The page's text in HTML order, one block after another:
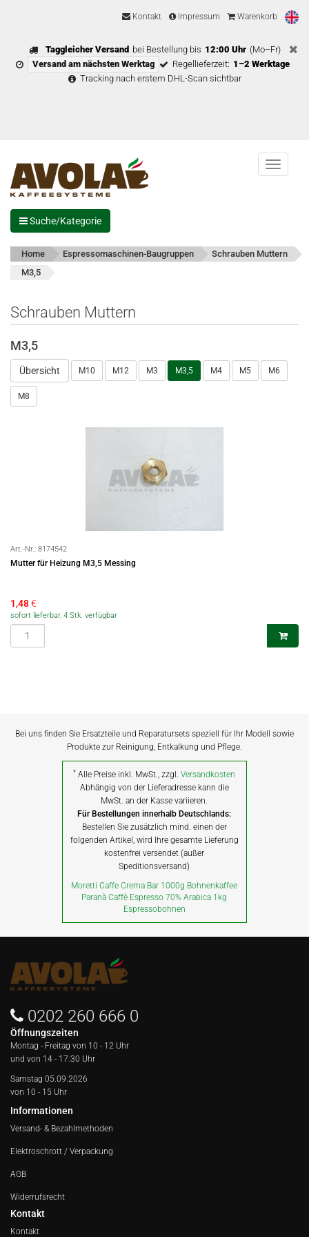
Kontakt Impressum Warenkorb
Taggleicher Versand bei Bestellung bis 12:00 Uhr (Mo–Fr)
Versand am nächsten Werktag
Regellieferzeit: 1–2 Werktage
Tracking nach erstem DHL-Scan sichtbar
Menu
Suche/Kategorie
Home Espressomaschinen-Baugruppen
Schrauben Muttern
M3,5
Schrauben Muttern
M3,5
Übersicht M10 M12 M3 M3,5 M4 M5 M6
M8
Art.-Nr.: 8174542
Mutter für Heizung M3,5 Messing
1,48€
sofort lieferbar, 4 Stk. verfügbar
Bei uns finden Sie Ersatzteile und Reparatursets speziell für Ihr Modell sowie
Produkte zur Reinigung, Entkalkung und Pflege.
* Alle Preise inkl. MwSt., zzgl.Versandkosten
Abhängig von der Lieferadresse kann die
MwSt. an der Kasse variieren.
Für Bestellungen innerhalb Deutschlands:
Bestellen Sie zusätzlich mind. einen der
folgenden Artikel, wird Ihre gesamte Lieferung
kostenfrei versendet (außer
Speditionsversand)
Moretti Caffe Crema Bar 1000g Bohnenkaffee
Paranà Caffè Espresso 70% Arabica 1kg
Espressobohnen
0202 260 666 0
Öffnungszeiten
Montag - Freitag von 10 - 12 Uhr
und von 14 - 17:30 Uhr
Samstag 05.09.2026
von 10 - 15 Uhr
Informationen
Versand- & Bezahlmethoden
Elektroschrott / Verpackung
AGB
Widerrufsrecht
Kontakt
Kontakt